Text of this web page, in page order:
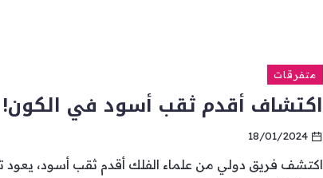
متفرقات
اكتشاف أقدم ثقب أسود في الكون!
18/01/2024
اكتشف فريق دولي من علماء الفلك أقدم ثقب أسود، يعود